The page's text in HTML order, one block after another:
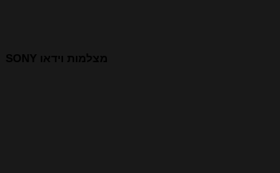
מצלמות וידאו SONY